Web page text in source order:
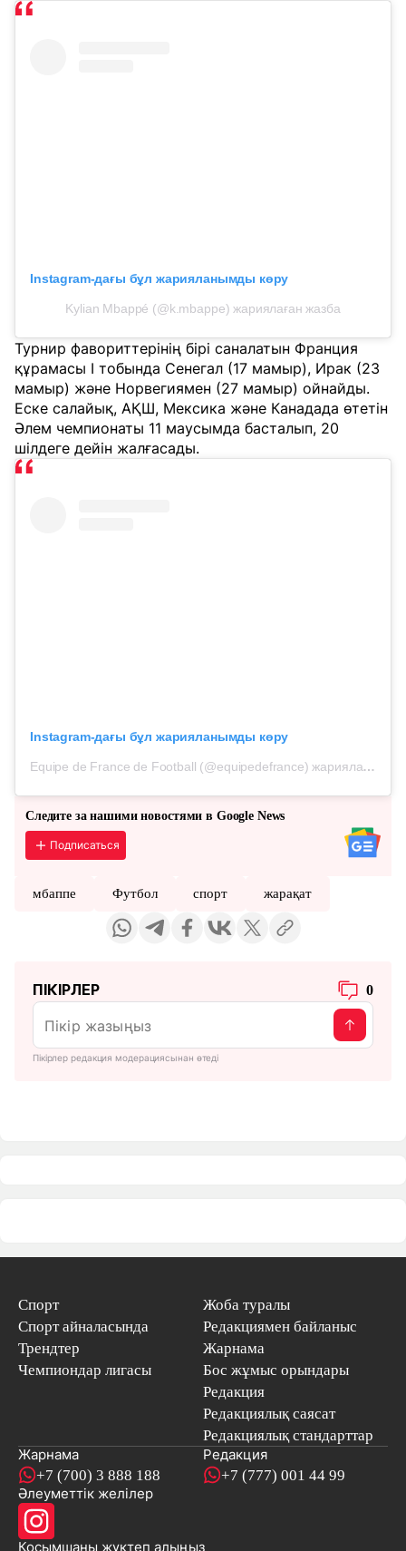
Instagram-дағы бұл жарияланымды көру
Kylian Mbappé (@k.mbappe) жариялаған жазба
Турнир фавориттерінің бірі саналатын Франция
құрамасы I тобында Сенегал (17 мамыр), Ирак (23
мамыр) және Норвегиямен (27 мамыр) ойнайды.
Еске салайық, АҚШ, Мексика және Канадада өтетін
Әлем чемпионаты 11 маусымда басталып, 20
шілдеге дейін жалғасады.
Instagram-дағы бұл жарияланымды көру
Equipe de France de Football (@equipedefrance) жариялаған жазба
Следите за нашими новостями в Google News
Подписаться
мбаппе Футбол спорт жарақат
ПІКІРЛЕР 0
Пікірлер редакция модерациясынан өтеді
Спорт
Спорт айналасында
Трендтер
Чемпиондар лигасы
Жоба туралы
Редакциямен байланыс
Жарнама
Бос жұмыс орындары
Редакция
Редакциялық саясат
Редакциялық стандарттар
Жарнама
+7 (700) 3 888 188
Редакция
+7 (777) 001 44 99
Әлеуметтік желілер
Қосымшаны жүктеп алыңыз